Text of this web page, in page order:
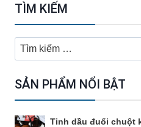
TÌM KIẾM
Tìm
kiếm
SẢN PHẨM NỔI BẬT
Tinh dầu đuổi chuột